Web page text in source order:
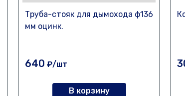
Труба-стояк для дымохода ф136
мм оцинк.
640 ₽/шт
В корзину